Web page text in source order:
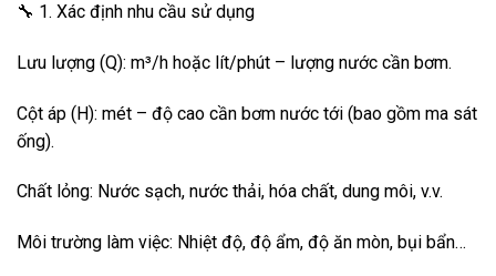
🔧 1. Xác định nhu cầu sử dụng
Lưu lượng (Q): m³/h hoặc lít/phút – lượng nước cần bơm.
Cột áp (H): mét – độ cao cần bơm nước tới (bao gồm ma sát
ống).
Chất lỏng: Nước sạch, nước thải, hóa chất, dung môi, v.v.
Môi trường làm việc: Nhiệt độ, độ ẩm, độ ăn mòn, bụi bẩn…